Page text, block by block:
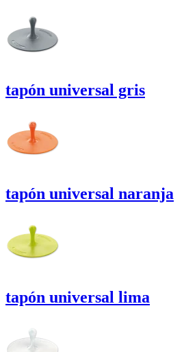
tapón universal gris
tapón universal naranja
tapón universal lima